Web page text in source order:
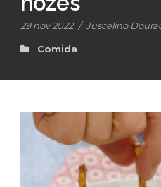
29 nov 2022 / Juscelino
Comida